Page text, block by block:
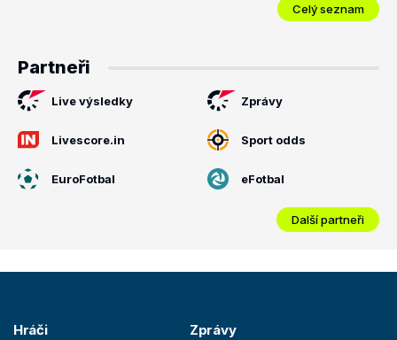
Celý seznam
Partneři
Live výsledky Zprávy
Livescore.in Sport odds
EuroFotbal eFotbal
Další partneři
Hráči Zprávy